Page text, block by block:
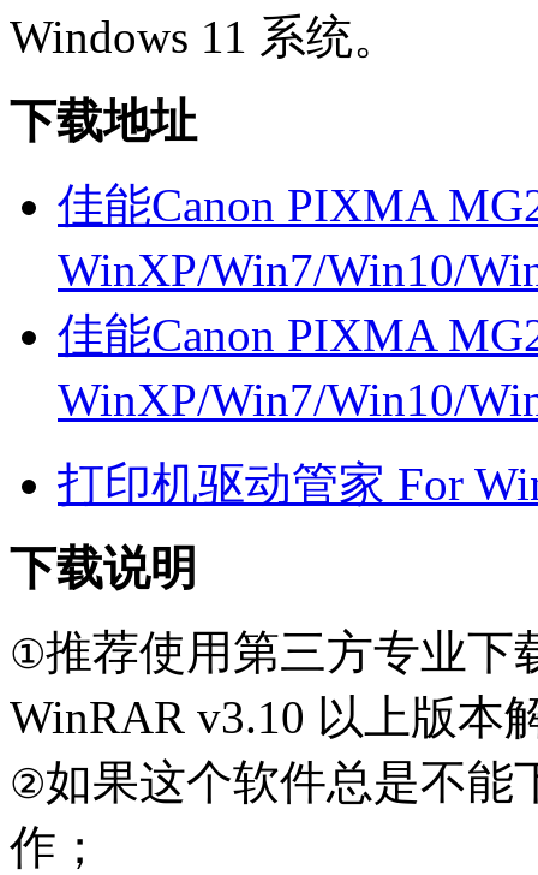
Windows 11 系统。
下载地址
佳能Canon PIXMA
WinXP/Win7/Win10/
佳能Canon PIXMA
WinXP/Win7/Win10/
打印机驱动管家 For
下载说明
①推荐使用第三方专业下
WinRAR v3.10 以上版本
②如果这个软件总是不能
作；